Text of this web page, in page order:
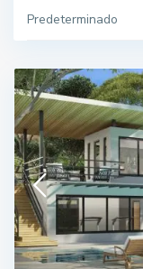
Predeterminado